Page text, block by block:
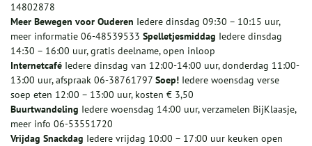
14802878
Meer Bewegen voor Ouderen Iedere dinsdag 09:30 – 10:15 uur,
meer informatie 06-48539533 Spelletjesmiddag Iedere dinsdag
14:30 – 16:00 uur, gratis deelname, open inloop
Internetcafé Iedere dinsdag van 12:00-14:00 uur, donderdag 11:00-
13:00 uur, afspraak 06-38761797 Soep! Iedere woensdag verse
soep eten 12:00 – 13:00 uur, kosten € 3,50
Buurtwandeling Iedere woensdag 14:00 uur, verzamelen BijKlaasje,
meer info 06-53551720
Vrijdag Snackdag Iedere vrijdag 10:00 – 17:00 uur keuken open